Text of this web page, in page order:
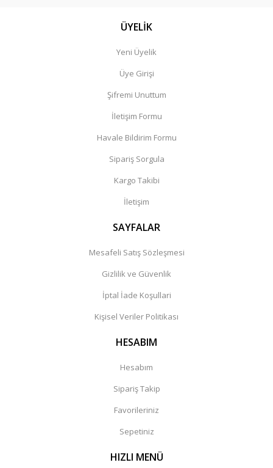
ÜYELİK
Yeni Üyelik
Üye Girişi
Şifremi Unuttum
İletişim Formu
Havale Bildirim Formu
Sipariş Sorgula
Kargo Takibi
İletişim
SAYFALAR
Mesafeli Satış Sözleşmesi
Gizlilik ve Güvenlik
İptal İade Koşullari
Kişisel Veriler Politikası
HESABIM
Hesabım
Sipariş Takip
Favorileriniz
Sepetiniz
HIZLI MENÜ